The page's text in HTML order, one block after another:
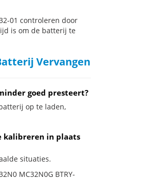
01 controleren door
is om de batterij te
Vervangen
goed presteert?
op te laden,
kalibreren in plaats
situaties.
MC32N0G BTRY-